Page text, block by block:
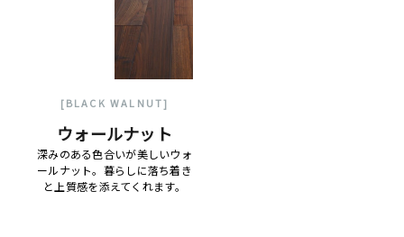
[BLACK WALNUT]
ウォールナット
深みのある色合いが美しいウォ
ールナット。暮らしに落ち着き
と上質感を添えてくれます。